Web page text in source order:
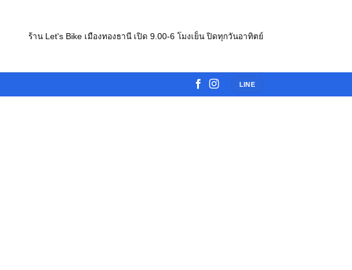
ร้าน Let's Bike เมืองทองธานี เปิด 9.00-6 โมงเย็น ปิดทุกวันอาทิตย์
LINE